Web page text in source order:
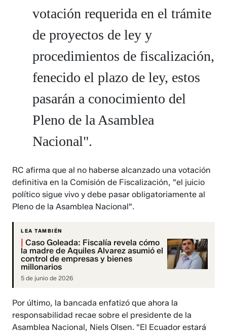
votación requerida en el trámite
de proyectos de ley y
procedimientos de fiscalización,
fenecido el plazo de ley, estos
pasarán a conocimiento del
Pleno de la Asamblea
Nacional".
RC afirma que al no haberse alcanzado una votación
definitiva en la Comisión de Fiscalización, "el juicio
político sigue vivo y debe pasar obligatoriamente al
Pleno de la Asamblea Nacional".
LEA TAMBIÉN
Caso Goleada: Fiscalía revela cómo
la madre de Aquiles Alvarez asumió el
control de empresas y bienes
millonarios
5 de junio de 2026
Por último, la bancada enfatizó que ahora la
responsabilidad recae sobre el presidente de la
Asamblea Nacional, Niels Olsen. "El Ecuador estará